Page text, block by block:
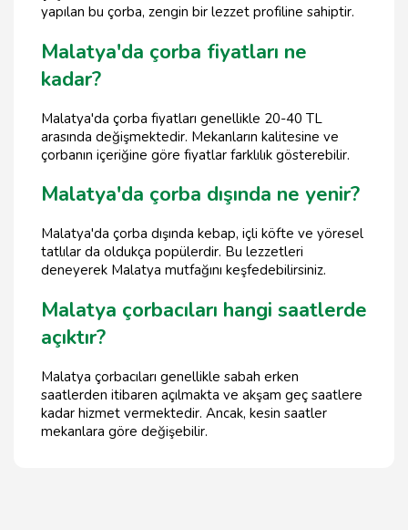
yapılan bu çorba, zengin bir lezzet profiline sahiptir.
Malatya'da çorba fiyatları ne
kadar?
Malatya'da çorba fiyatları genellikle 20-40 TL
arasında değişmektedir. Mekanların kalitesine ve
çorbanın içeriğine göre fiyatlar farklılık gösterebilir.
Malatya'da çorba dışında ne yenir?
Malatya'da çorba dışında kebap, içli köfte ve yöresel
tatlılar da oldukça popülerdir. Bu lezzetleri
deneyerek Malatya mutfağını keşfedebilirsiniz.
Malatya çorbacıları hangi saatlerde
açıktır?
Malatya çorbacıları genellikle sabah erken
saatlerden itibaren açılmakta ve akşam geç saatlere
kadar hizmet vermektedir. Ancak, kesin saatler
mekanlara göre değişebilir.